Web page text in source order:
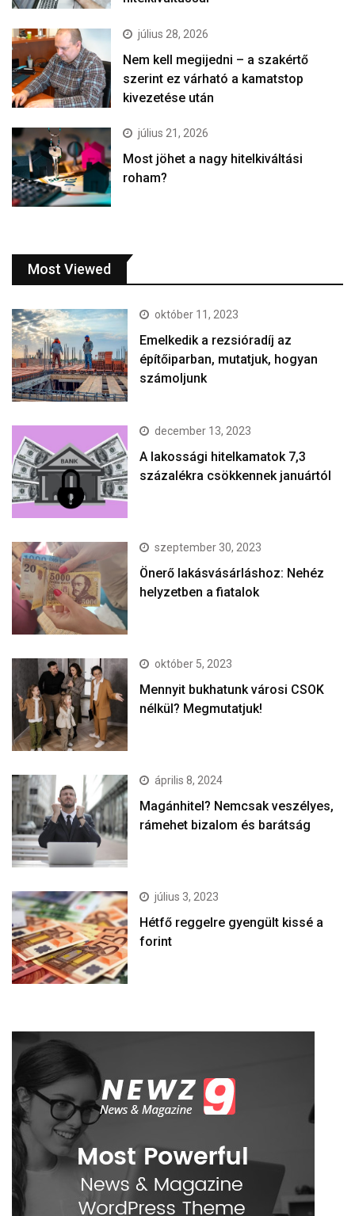
július 28, 2026
Nem kell megijedni – a szakértő
szerint ez várható a kamatstop
kivezetése után
július 21, 2026
Most jöhet a nagy hitelkiváltási
roham?
Most Viewed
október 11, 2023
Emelkedik a rezsióradíj az
építőiparban, mutatjuk, hogyan
számoljunk
december 13, 2023
A lakossági hitelkamatok 7,3
százalékra csökkennek januártól
szeptember 30, 2023
Önerő lakásvásárláshoz: Nehéz
helyzetben a fiatalok
október 5, 2023
Mennyit bukhatunk városi CSOK
nélkül? Megmutatjuk!
április 8, 2024
Magánhitel? Nemcsak veszélyes,
rámehet bizalom és barátság
július 3, 2023
Hétfő reggelre gyengült kissé a
forint